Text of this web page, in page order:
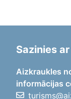
Sazinies
Aizkraukles
informācijas